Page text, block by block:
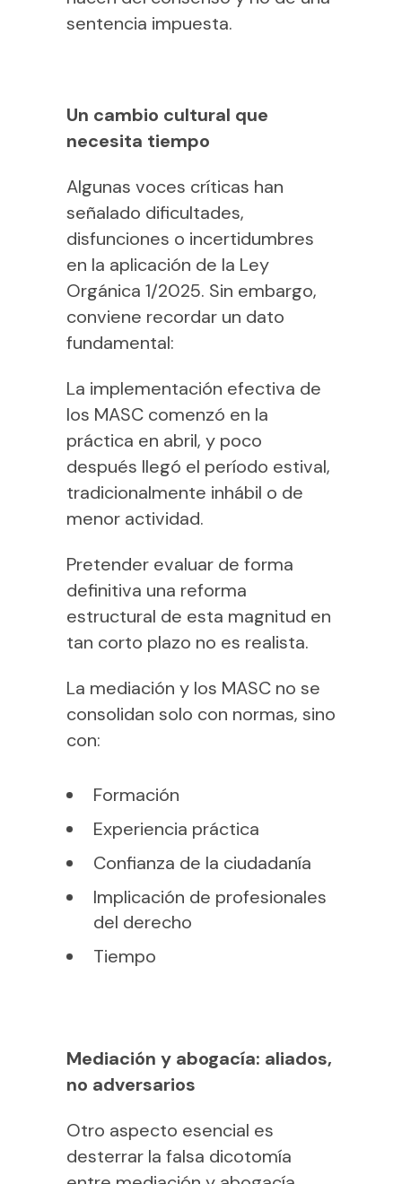
sentencia impuesta.
Un cambio cultural que
necesita tiempo
Algunas voces críticas han
señalado dificultades,
disfunciones o incertidumbres
en la aplicación de la Ley
Orgánica 1/2025. Sin embargo,
conviene recordar un dato
fundamental:
La implementación efectiva de
los MASC comenzó en la
práctica en abril, y poco
después llegó el período estival,
tradicionalmente inhábil o de
menor actividad.
Pretender evaluar de forma
definitiva una reforma
estructural de esta magnitud en
tan corto plazo no es realista.
La mediación y los MASC no se
consolidan solo con normas, sino
con:
Formación
Experiencia práctica
Confianza de la ciudadanía
Implicación de profesionales
del derecho
Tiempo
Mediación y abogacía: aliados,
no adversarios
Otro aspecto esencial es
desterrar la falsa dicotomía